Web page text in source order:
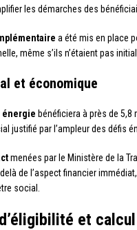
les démarches des
a été mis en place
même s’ils n’étaient pas
et économique
énergie bénéficiera à près de
justifié par l’ampleur des défis
menées par le Ministère de la
de l’aspect financier
social.
et